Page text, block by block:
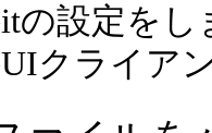
の設定を
クライア